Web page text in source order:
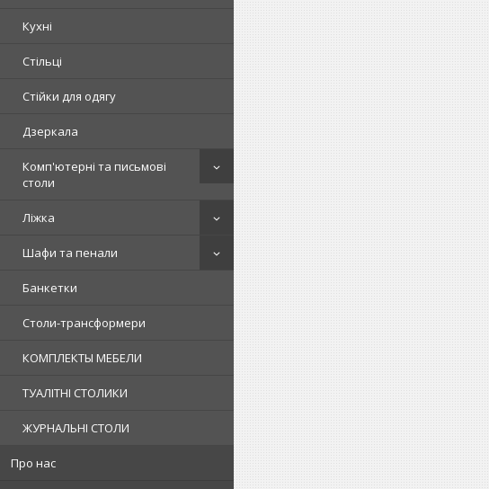
Кухні
Стільці
Стійки для одягу
Дзеркала
Комп'ютерні та письмові
столи
Ліжка
Шафи та пенали
Банкетки
Столи-трансформери
КОМПЛЕКТЫ МЕБЕЛИ
ТУАЛІТНІ СТОЛИКИ
ЖУРНАЛЬНІ СТОЛИ
Про нас